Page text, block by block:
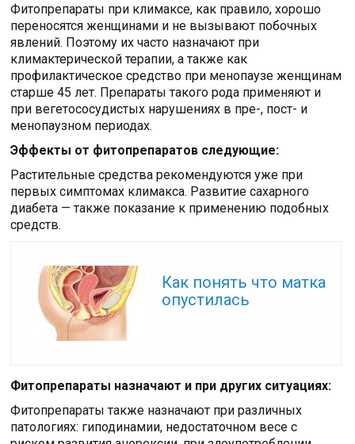
Фитопрепараты при климаксе, как правило, хорошо
переносятся женщинами и не вызывают побочных
явлений. Поэтому их часто назначают при
климактерической терапии, а также как
профилактическое средство при менопаузе женщинам
старше 45 лет. Препараты такого рода применяют и
при вегетососудистых нарушениях в пре-, пост- и
менопаузном периодах.
Эффекты от фитопрепаратов следующие:
Растительные средства рекомендуются уже при
первых симптомах климакса. Развитие сахарного
диабета — также показание к применению подобных
средств.
Как понять что матка
опустилась
Фитопрепараты назначают и при других ситуациях:
Фитопрепараты также назначают при различных
патологиях: гиподинамии, недостаточном весе с